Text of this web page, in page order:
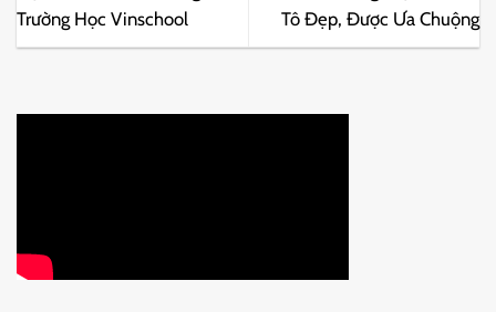
Trường Học Vinschool
Tô Đẹp, Được Ưa Chuộng